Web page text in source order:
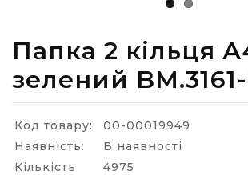
Папка 2 кільця
зелений
Код товару:
00-00019949
Наявність:
В наявності
Кількість
4975